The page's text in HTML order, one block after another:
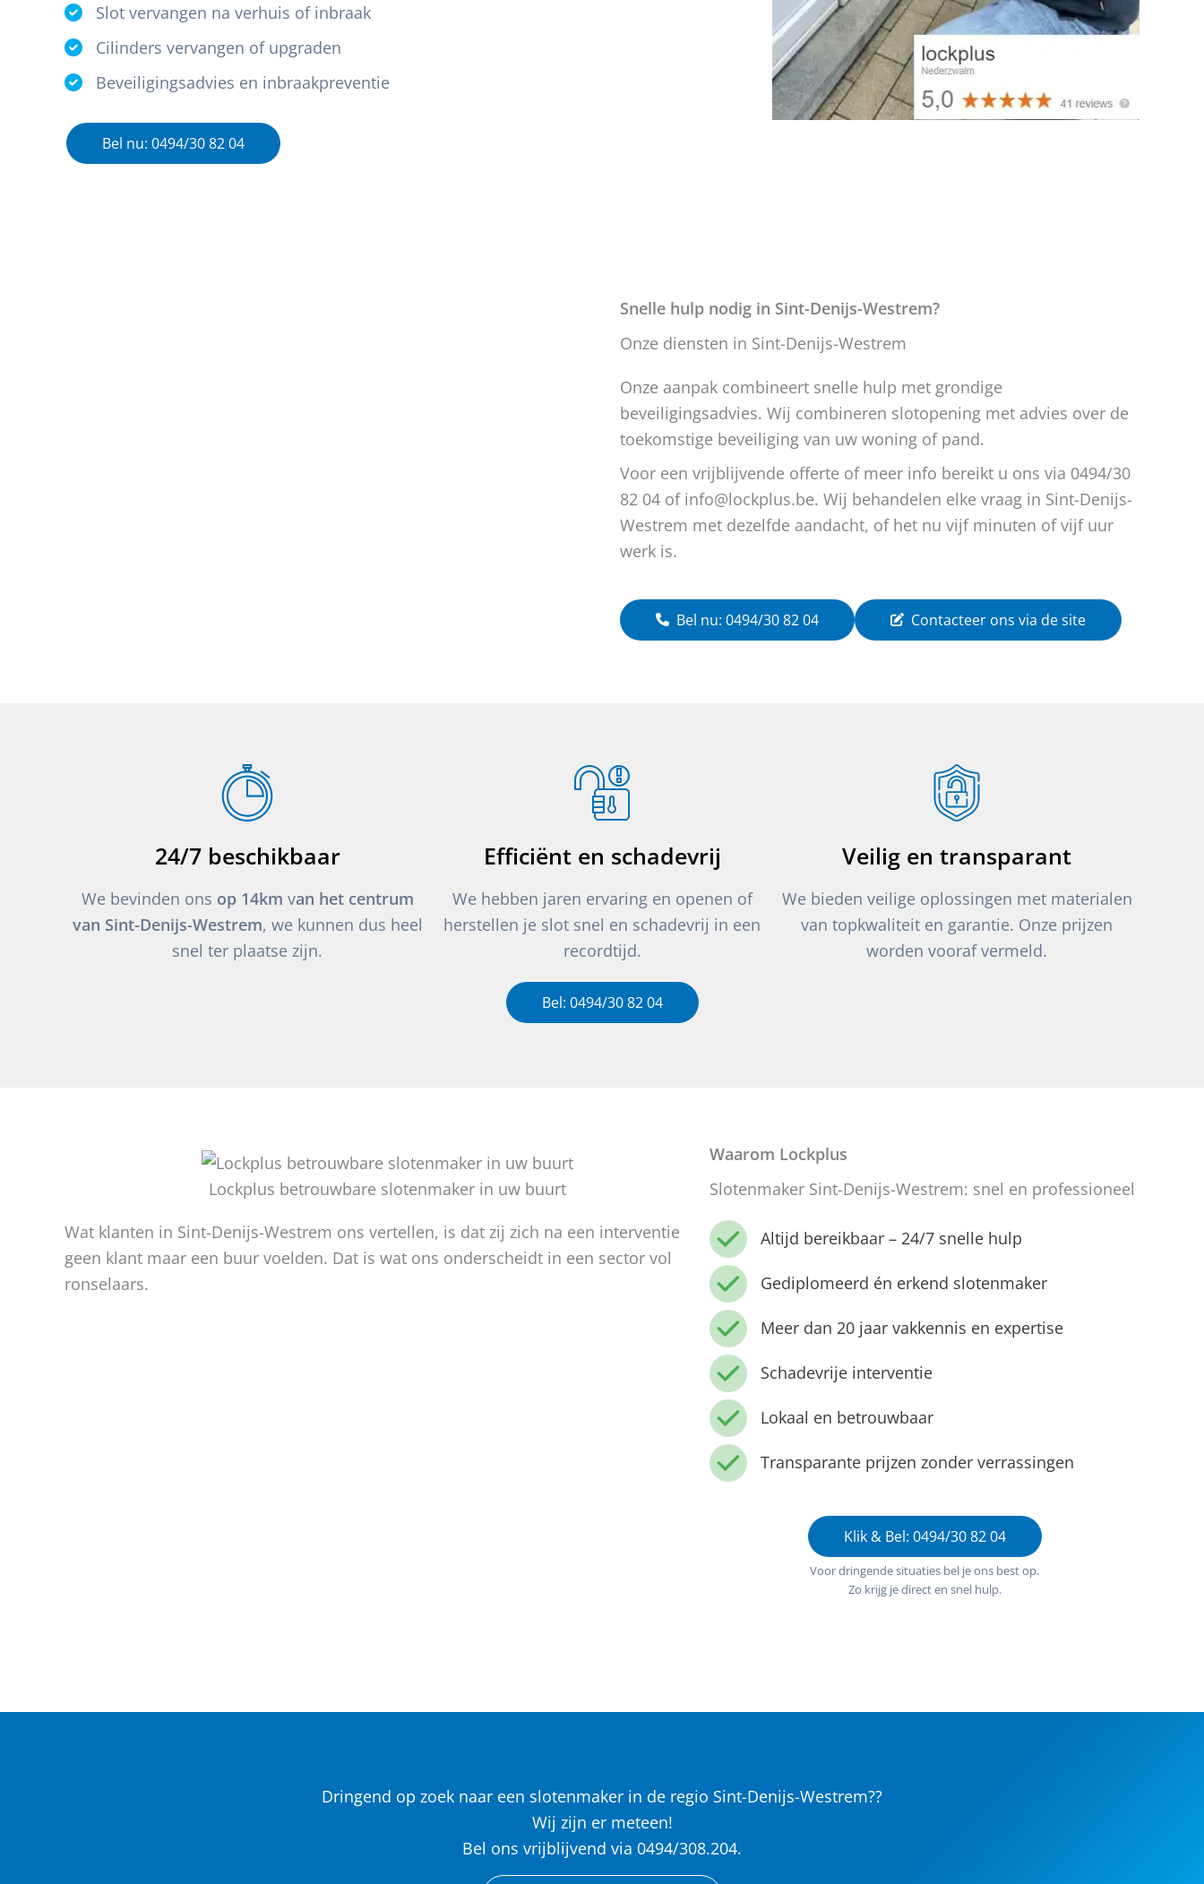
Slot vervangen na verhuis of inbraak
Cilinders vervangen of upgraden
Beveiligingsadvies en inbraakpreventie
Bel nu: 0494/30 82 04
Snelle hulp nodig in Sint-Denijs-Westrem?
Onze diensten in Sint-Denijs-Westrem
Onze aanpak combineert snelle hulp met grondige
beveiligingsadvies. Wij combineren slotopening met advies over de
toekomstige beveiliging van uw woning of pand.
Voor een vrijblijvende offerte of meer info bereikt u ons via 0494/30
82 04 of info@lockplus.be. Wij behandelen elke vraag in Sint-Denijs-
Westrem met dezelfde aandacht, of het nu vijf minuten of vijf uur
werk is.
Bel nu: 0494/30 82 04 Contacteer ons via de site
24/7 beschikbaar
We bevinden ons op 14km van het centrum
van Sint-Denijs-Westrem, we kunnen dus heel
snel ter plaatse zijn.
Efficiënt en schadevrij
We hebben jaren ervaring en openen of
herstellen je slot snel en schadevrij in een
recordtijd.
Bel: 0494/30 82 04
Veilig en transparant
We bieden veilige oplossingen met materialen
van topkwaliteit en garantie. Onze prijzen
worden vooraf vermeld.
Lockplus betrouwbare slotenmaker in uw buurt
Wat klanten in Sint-Denijs-Westrem ons vertellen, is dat zij zich na een interventie
geen klant maar een buur voelden. Dat is wat ons onderscheidt in een sector vol
ronselaars.
Waarom Lockplus
Slotenmaker Sint-Denijs-Westrem: snel en professioneel
Altijd bereikbaar – 24/7 snelle hulp
Gediplomeerd én erkend slotenmaker
Meer dan 20 jaar vakkennis en expertise
Schadevrije interventie
Lokaal en betrouwbaar
Transparante prijzen zonder verrassingen
Klik & Bel: 0494/30 82 04
Voor dringende situaties bel je ons best op.
Zo krijg je direct en snel hulp.
Dringend op zoek naar een slotenmaker in de regio Sint-Denijs-Westrem??
Wij zijn er meteen!
Bel ons vrijblijvend via 0494/308.204.